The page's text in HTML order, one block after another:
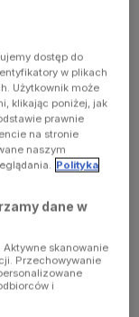
dostęp do
w plikach
Użytkownik może
klikając poniżej, jak
prawnie
na stronie
naszym
Polityka
dane w
skanowanie
Przechowywanie
i